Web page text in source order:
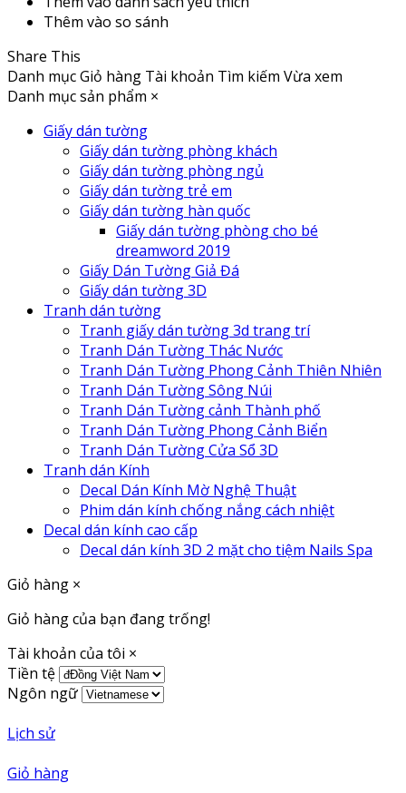
Thêm vào so sánh
Share This
Danh mụcGiỏ hàng Tài khoản Tìm kiếm Vừa xem
Danh mục sản phẩm ×
Giấy dán tường
Giấy dán tường phòng khách
Giấy dán tường phòng ngủ
Giấy dán tường trẻ em
Giấy dán tường hàn quốc
Giấy dán tường phòng cho bé
dreamword 2019
Giấy Dán Tường Giả Đá
Giấy dán tường 3D
Tranh dán tường
Tranh giấy dán tường 3d trang trí
Tranh Dán Tường Thác Nước
Tranh Dán Tường Phong Cảnh Thiên Nhiên
Tranh Dán Tường Sông Núi
Tranh Dán Tường cảnh Thành phố
Tranh Dán Tường Phong Cảnh Biển
Tranh Dán Tường Cửa Sổ 3D
Tranh dán Kính
Decal Dán Kính Mờ Nghệ Thuật
Phim dán kính chống nắng cách nhiệt
Decal dán kính cao cấp
Decal dán kính 3D 2 mặt cho tiệm Nails Spa
Giỏ hàng ×
Giỏ hàng của bạn đang trống!
Tài khoản của tôi ×
Tiền tệ
Ngôn ngữ
Lịch sử
Giỏ hàng